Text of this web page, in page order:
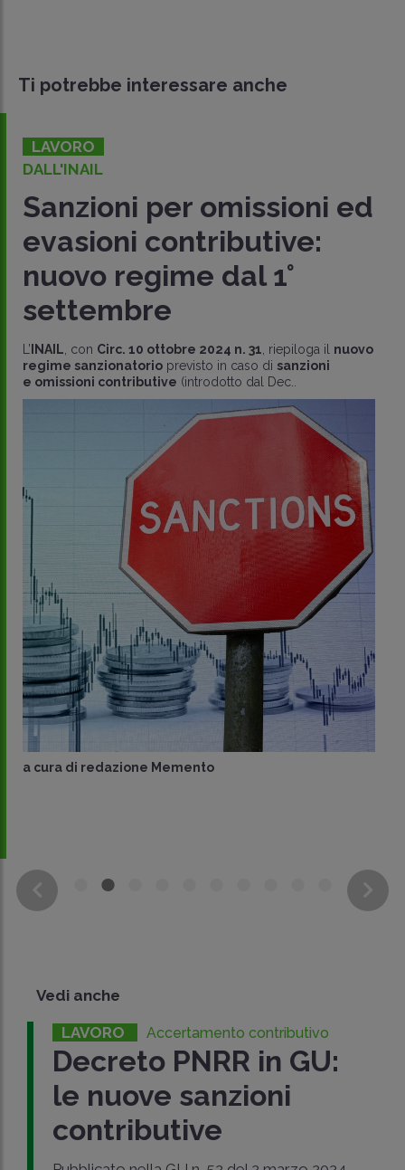
Ti potrebbe interessare anche
LAVORO
DALL'INAIL
Sanzioni per omissioni ed
evasioni contributive:
nuovo regime dal 1°
settembre
L’ INAIL , con Circ. 10 ottobre 2024 n. 31 , riepiloga il nuovo
regime sanzionatorio previsto in caso di sanzioni
e omissioni contributive (introdotto dal Dec..
a cura di redazione Memento
Vedi anche
LAVORO Accertamento contributivo
Decreto PNRR in GU:
le nuove sanzioni
contributive